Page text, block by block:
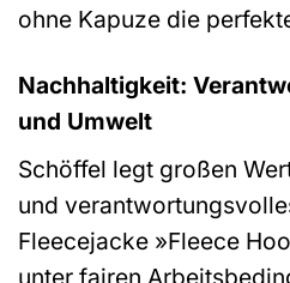
ohne Kapuze die
Nachhaltigkeit:
und Umwelt
Schöffel legt großen
und
Fleecejacke »Fleece
unter fairen